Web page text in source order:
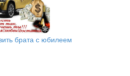
брата с юбилеем